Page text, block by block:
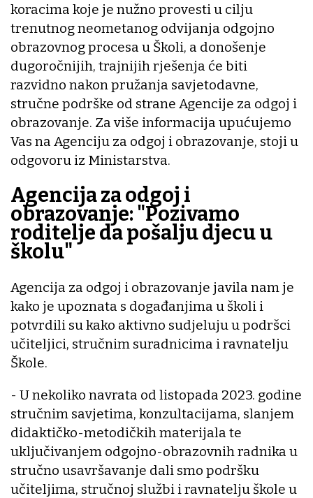
koracima koje je nužno provesti u cilju
trenutnog neometanog odvijanja odgojno
obrazovnog procesa u Školi, a donošenje
dugoročnijih, trajnijih rješenja će biti
razvidno nakon pružanja savjetodavne,
stručne podrške od strane Agencije za odgoj i
obrazovanje. Za više informacija upućujemo
Vas na Agenciju za odgoj i obrazovanje, stoji u
odgovoru iz Ministarstva.
Agencija za odgoj i
obrazovanje: "Pozivamo
roditelje da pošalju djecu u
školu"
Agencija za odgoj i obrazovanje javila nam je
kako je upoznata s događanjima u školi i
potvrdili su kako aktivno sudjeluju u podršci
učiteljici, stručnim suradnicima i ravnatelju
Škole.
- U nekoliko navrata od listopada 2023. godine
stručnim savjetima, konzultacijama, slanjem
didaktičko-metodičkih materijala te
uključivanjem odgojno-obrazovnih radnika u
stručno usavršavanje dali smo podršku
učiteljima, stručnoj službi i ravnatelju škole u